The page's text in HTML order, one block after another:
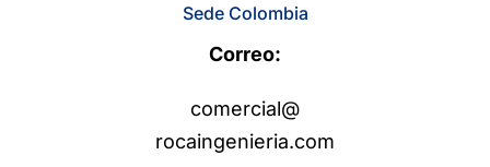
Sede Colombia
Correo:
comercial@
rocaingenieria.com